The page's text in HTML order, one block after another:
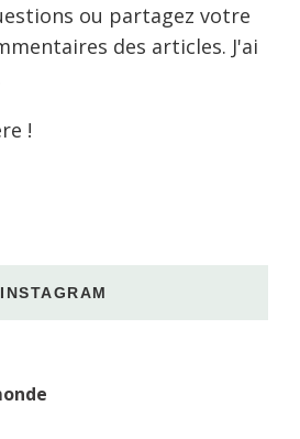
ou partagez votre
des articles. J'ai
!
INSTAGRAM